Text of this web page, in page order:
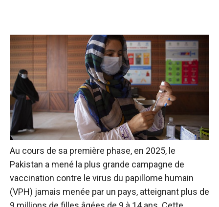
Au cours de sa première phase, en 2025, le
Pakistan a mené la plus grande campagne de
vaccination contre le virus du papillome humain
(VPH) jamais menée par un pays, atteignant plus de